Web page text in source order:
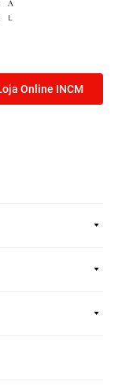
Online INCM